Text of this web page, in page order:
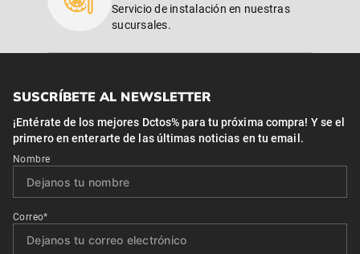
Servicio de instalación en nuestras
sucursales.
SUSCRÍBETE AL NEWSLETTER
¡Entérate de los mejores Dctos% para tu próxima compra! Y se el
primero en enterarte de las últimas noticias en tu email.
Nombre
Correo*